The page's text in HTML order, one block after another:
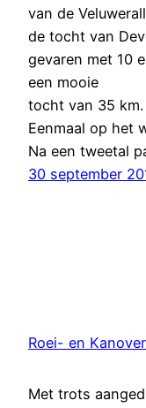
van de
de tocht van
gevaren met 10
een mooie
tocht van 35 km.
Eenmaal op het
Na een tweetal
30 september
Roei- en
Met trots